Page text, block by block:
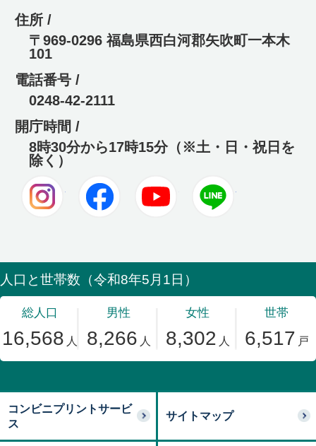
住所 /
〒969-0296 福島県西白河郡矢吹町一本木
101
電話番号 /
0248-42-2111
開庁時間 /
8時30分から17時15分（※土・日・祝日を
除く）
Instagram Facebook Youtube
コンビニプリントサービ
ス
サイトマップ